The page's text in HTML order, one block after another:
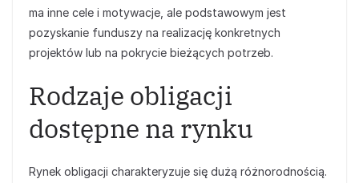
ma inne cele i motywacje, ale podstawowym jest
pozyskanie funduszy na realizację konkretnych
projektów lub na pokrycie bieżących potrzeb.
Rodzaje obligacji
dostępne na rynku
Rynek obligacji charakteryzuje się dużą różnorodnością.